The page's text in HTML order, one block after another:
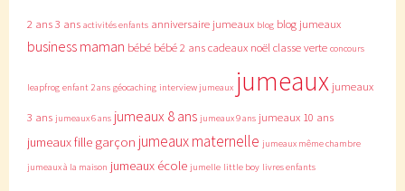
2 ans3 ans activités enfants anniversaire jumeaux blog blog jumeaux
business maman bébé bébé 2 anscadeaux noëlclasse verte concours
leapfrog enfant 2 ans géocaching interview jumeaux jumeaux jumeaux
3 ans jumeaux 6 ans jumeaux 8 ans jumeaux 9 ans jumeaux 10 ans
jumeaux fille garçon jumeaux maternelle jumeaux même chambre
jumeaux à la maison jumeaux école jumelle little boy livres enfants